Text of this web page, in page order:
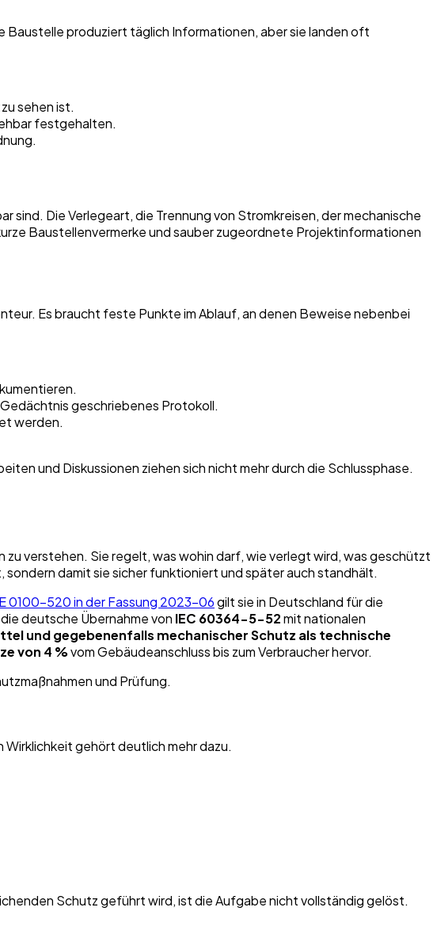
produziert täglich Informationen, aber sie landen oft
sehen ist.
festgehalten.
Die Verlegeart, die Trennung von Stromkreisen, der mechanische
Baustellenvermerke und sauber zugeordnete Projektinformationen
Es braucht feste Punkte im Ablauf, an denen Beweise nebenbei
geschriebenes Protokoll.
werden.
und Diskussionen ziehen sich nicht mehr durch die Schlussphase.
verstehen. Sie regelt, was wohin darf, wie verlegt wird, was geschützt
damit sie sicher funktioniert und später auch standhält.
0100-520 in der Fassung 2023-06gilt sie in Deutschland für die
deutsche Übernahme von IEC 60364-5-52mit nationalen
und gegebenenfalls mechanischer Schutz als technische
von 4 %vom Gebäudeanschluss bis zum Verbraucher hervor.
gehört deutlich mehr dazu.
Schutz geführt wird, ist die Aufgabe nicht vollständig gelöst.